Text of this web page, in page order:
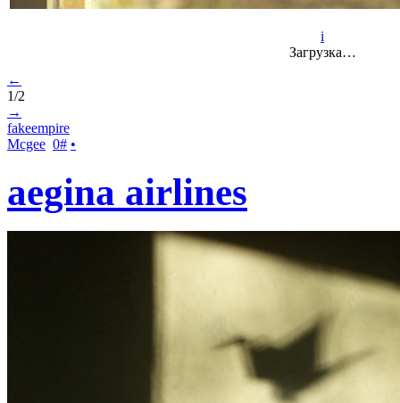
i
Загрузка…
←
1/2
→
fakeempire
Mcgee 0# •
аegina аirlines